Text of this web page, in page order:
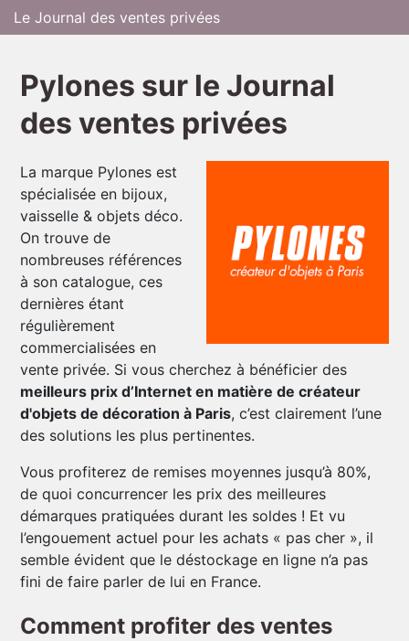
Le Journal des ventes privées
Pylones sur le Journal
des ventes privées
La marque Pylones est
spécialisée en bijoux,
vaisselle & objets déco.
On trouve de
nombreuses références
à son catalogue, ces
dernières étant
régulièrement
commercialisées en
vente privée. Si vous cherchez à bénéficier des
meilleurs prix d’Internet en matière de créateur
d'objets de décoration à Paris, c’est clairement l’une
des solutions les plus pertinentes.
Vous profiterez de remises moyennes jusqu’à 80%,
de quoi concurrencer les prix des meilleures
démarques pratiquées durant les soldes ! Et vu
l’engouement actuel pour les achats « pas cher », il
semble évident que le déstockage en ligne n’a pas
fini de faire parler de lui en France.
Comment profiter des ventes